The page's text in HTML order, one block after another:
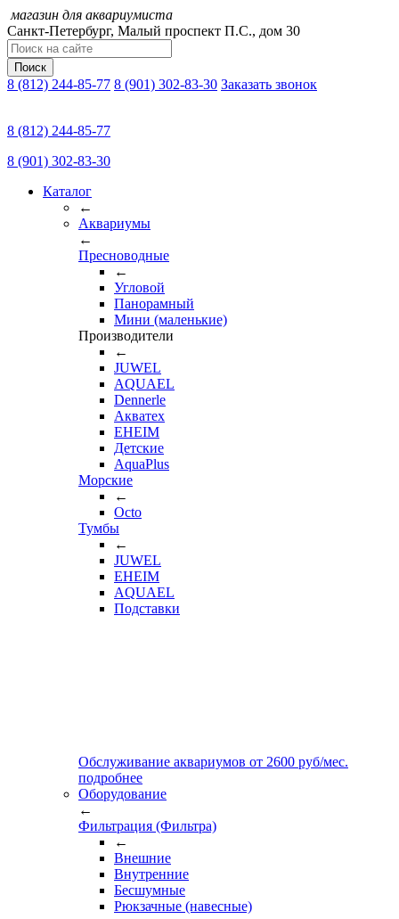
магазин для аквариумиста
Санкт-Петербург, Малый проспект П.C., дом 30
Поиск
8 (812) 244-85-77 8 (901) 302-83-30 Заказать звонок
8 (812) 244-85-77
8 (901) 302-83-30
Каталог
←
Аквариумы
←
Пресноводные
←
Угловой
Панорамный
Мини (маленькие)
Производители
←
JUWEL
AQUAEL
Dennerle
Акватех
EHEIM
Детские
AquaPlus
Морские
←
Octo
Тумбы
←
JUWEL
EHEIM
AQUAEL
Подставки
Обслуживание аквариумов от 2600 руб/мес.
подробнее
Оборудование
←
Фильтрация (Фильтра)
←
Внешние
Внутренние
Бесшумные
Рюкзачные (навесные)